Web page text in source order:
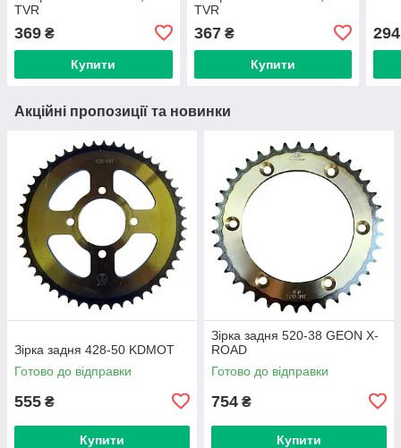
TVR
369 ₴
Купити
TVR
367₴
Купити
294
Акційні пропозиції та новинки
Зірка задня 428-50 KDMOT
Готово до відправки
555 ₴
Купити
Зірка задня 520-38 GEON X-
ROAD
Готово до відправки
754 ₴
Купити